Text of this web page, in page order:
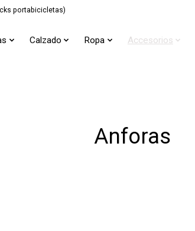
portabicicletas)
Calzado Ropa Accesorios
Anforas